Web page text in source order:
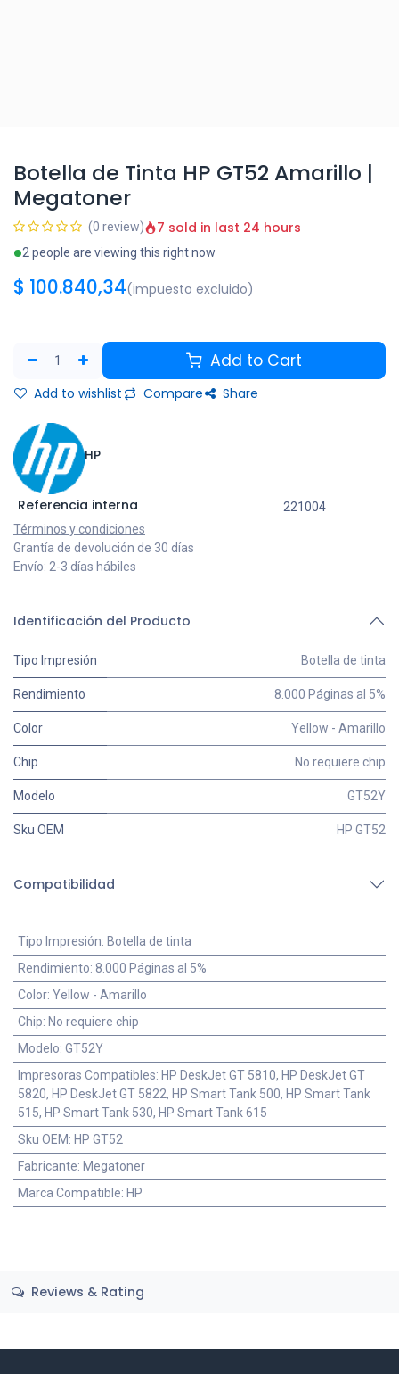
Botella de Tinta HP GT52 Amarillo |
Megatoner
(0 review) 7 sold in last 24 hours
2 people are viewing this right now
$ 100.840,34(impuesto excluido)
Add to Cart
Add to wishlist Compare Share
HP
Referencia interna
221004
Términos y condiciones
Grantía de devolución de 30 días
Envío: 2-3 días hábiles
Identificación del Producto
Tipo Impresión Botella de tinta
Rendimiento 8.000 Páginas al 5%
Color Yellow - Amarillo
Chip No requiere chip
Modelo GT52Y
Sku OEM HP GT52
Compatibilidad
Tipo Impresión: Botella de tinta
Rendimiento: 8.000 Páginas al 5%
Color: Yellow - Amarillo
Chip: No requiere chip
Modelo: GT52Y
Impresoras Compatibles: HP DeskJet GT 5810, HP DeskJet GT
5820, HP DeskJet GT 5822, HP Smart Tank 500, HP Smart Tank
515, HP Smart Tank 530, HP Smart Tank 615
Sku OEM: HP GT52
Fabricante: Megatoner
Marca Compatible: HP
Reviews & Rating